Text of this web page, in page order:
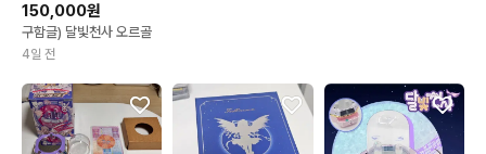
150,000원
구함글) 달빛천사 오르골
4일 전